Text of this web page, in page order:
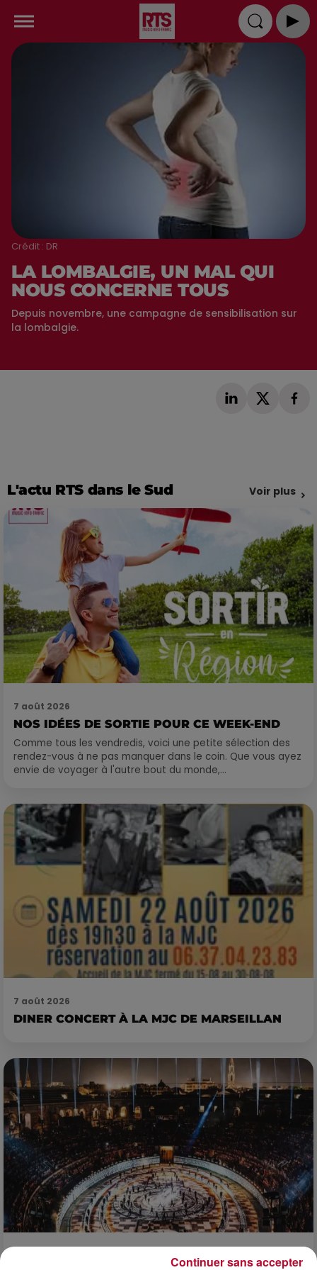
Crédit : DR
LA LOMBALGIE, UN MAL QUI
NOUS CONCERNE TOUS
Depuis novembre, une campagne de sensibilisation sur
la lombalgie.
L'actu RTS dans le Sud Voir plus
7 août 2026
NOS IDÉES DE SORTIE POUR CE WEEK-END
Comme tous les vendredis, voici une petite sélection des
rendez-vous à ne pas manquer dans le coin. Que vous ayez
envie de voyager à l'autre bout du monde,...
7 août 2026
DINER CONCERT À LA MJC DE MARSEILLAN
Continuer sans accepter